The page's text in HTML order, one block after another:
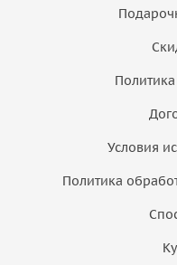
Условия
Политика